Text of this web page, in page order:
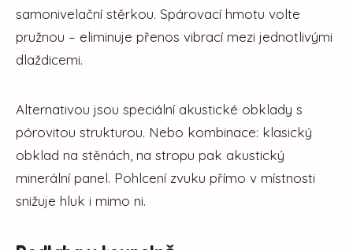
samonivelační stěrkou. Spárovací hmotu volte
pružnou – eliminuje přenos vibrací mezi jednotlivými
dlaždicemi.
Alternativou jsou speciální akustické obklady s
pórovitou strukturou. Nebo kombinace: klasický
obklad na stěnách, na stropu pak akustický
minerální panel. Pohlcení zvuku přímo v místnosti
snižuje hluk i mimo ni.